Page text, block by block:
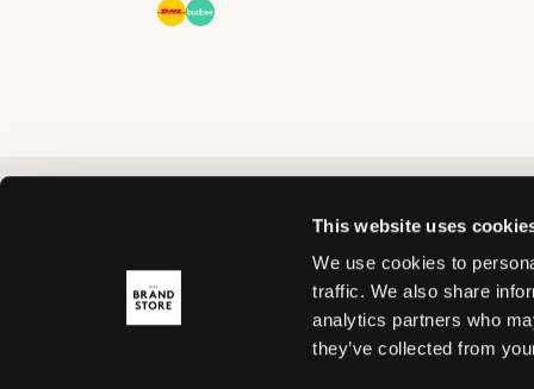
This website uses
We use cookies to
traffic. We also share
analytics partners who
they’ve collected from